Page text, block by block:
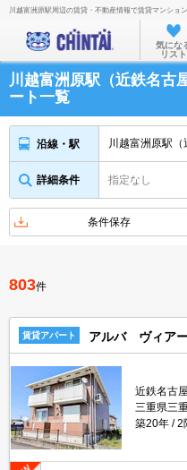
お
川越富洲原駅周辺の賃貸・不動産情報で賃貸マンショ
気にな
リスト
川越富洲原駅（近鉄名古
ート一覧
沿線・駅 川越富洲原駅（
詳細条件 指定なし
条件保存
803件
賃貸アパート アルバ ヴィア
近鉄名古
三重県三
築20年
2